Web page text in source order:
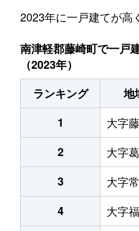
2023年に一戸建てが高
南津軽郡藤崎町で一戸
（2023年）
ランキング
地
1
大字
2
大字
3
大字
4
大字